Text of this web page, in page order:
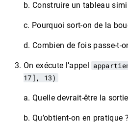
b. Construire un tableau
c. Pourquoi sort-on de la
d. Combien de fois passe-t-
On exécute l’appel
17], 13)
a. Quelle devrait-être la
b. Qu’obtient-on en pratique